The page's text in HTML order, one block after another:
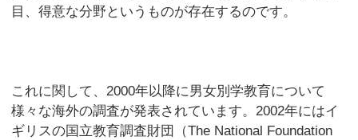
目、得意な分野というものが存在するのです。
これに関して、2000年以降に男女別学教育について
様々な海外の調査が発表されています。2002年にはイ
ギリスの国立教育調査財団（The National Foundation